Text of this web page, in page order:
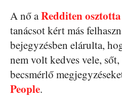
A nő aRedditen
tanácsot kért más
bejegyzésben elárulta,
nem volt kedves vele,
becsmérlő
People.